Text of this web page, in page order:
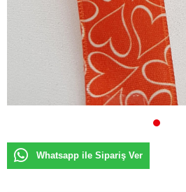
Whatsapp ile Sipariş Ver